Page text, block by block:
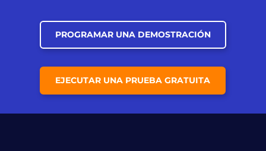
PROGRAMAR UNA DEMOSTRACIÓN
EJECUTAR UNA PRUEBA GRATUITA